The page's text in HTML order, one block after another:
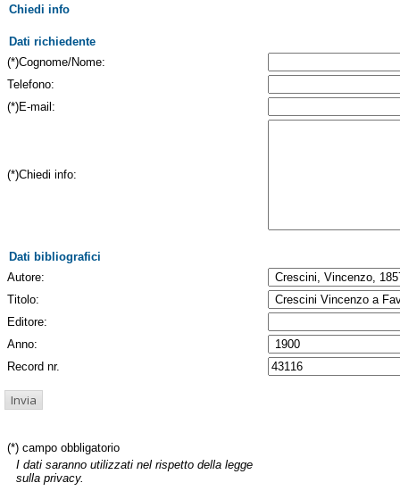
Chiedi info
Dati richiedente
(*)Cognome/Nome:
Telefono:
(*)E-mail:
(*)Chiedi info:
Dati bibliografici
Autore:
Titolo:
Editore:
Anno:
Record nr.
(*) campo obbligatorio
I dati saranno utilizzati nel rispetto della legge
sulla privacy.